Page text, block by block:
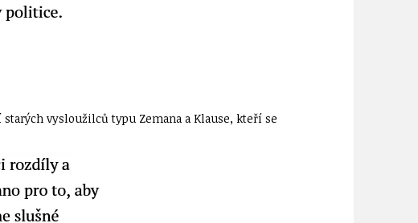
vysloužilců typu Zemana a Klause, kteří se